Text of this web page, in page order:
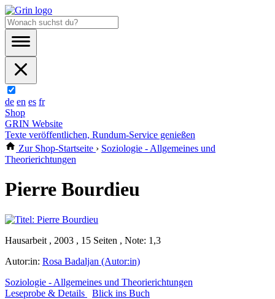
de en es fr
Shop
GRIN Website
Texte veröffentlichen, Rundum-Service genießen
Zur Shop-Startseite › Soziologie - Allgemeines und
Theorierichtungen
Pierre Bourdieu
Hausarbeit , 2003 , 15 Seiten , Note: 1,3
Autor:in: Rosa Badaljan (Autor:in)
Soziologie - Allgemeines und Theorierichtungen
Leseprobe & Details
Blick ins Buch